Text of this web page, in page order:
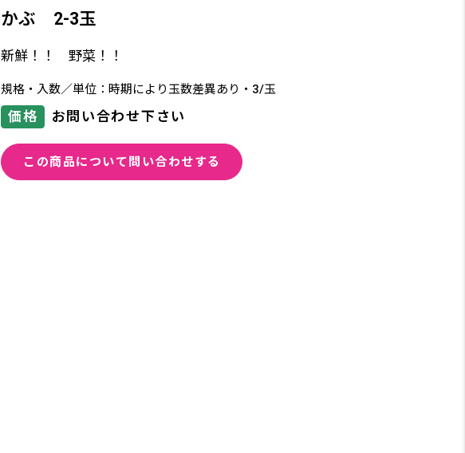
かぶ 2-3玉
新鮮！！ 野菜！！
規格・入数／単位：時期により玉数差異あり・3/玉
価格 お問い合わせ下さい
この商品について問い合わせする